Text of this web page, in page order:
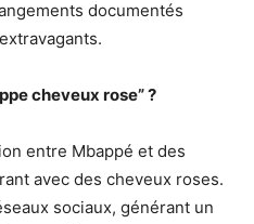
documentés
cheveux rose” ?
entre Mbappé et des
avec des cheveux roses.
sociaux, générant un